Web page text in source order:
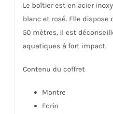
Le boîtier est en acier
blanc et rosé. Elle dispose
50 mètres, il est
aquatiques à fort impact.
Contenu du coffret
Montre
Ecrin